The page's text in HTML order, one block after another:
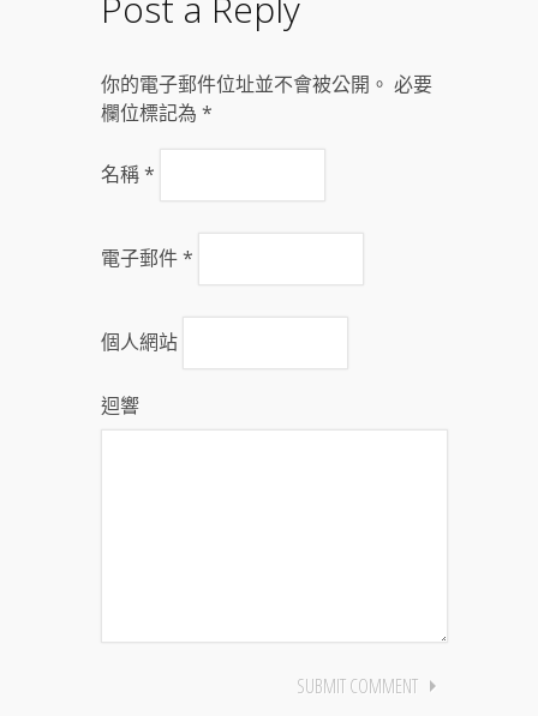
你的電子郵件位址並不會被公開。 必要
欄位標記為 *
名稱*
電子郵件*
個人網站
迴響